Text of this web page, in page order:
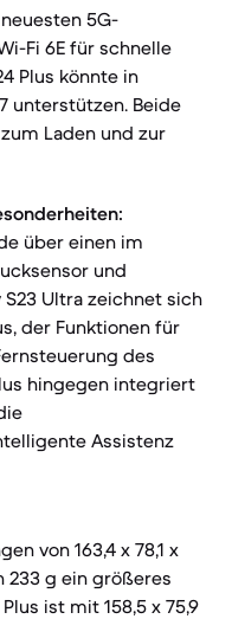
5G-
Fi 6E für schnelle
Plus könnte in
unterstützen. Beide
Laden und zur
über einen im
und
Ultra zeichnet sich
der Funktionen für
des
hingegen integriert
Assistenz
von 163,4 x 78,1 x
233 g ein größeres
ist mit 158,5 x 75,9